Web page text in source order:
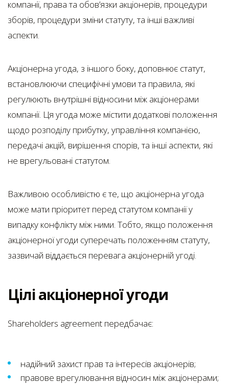
компанії, права та обов’язки акціонерів, процедури
зборів, процедури зміни статуту, та інші важливі
аспекти.
Акціонерна угода, з іншого боку, доповнює статут,
встановлюючи специфічні умови та правила, які
регулюють внутрішні відносини між акціонерами
компанії. Ця угода може містити додаткові положення
щодо розподілу прибутку, управління компанією,
передачі акцій, вирішення спорів, та інші аспекти, які
не врегульовані статутом.
Важливою особливістю є те, що акціонерна угода
може мати пріоритет перед статутом компанії у
випадку конфлікту між ними. Тобто, якщо положення
акціонерної угоди суперечать положенням статуту,
зазвичай віддається перевага акціонерній угоді.
Цілі акціонерної угоди
Shareholders agreement передбачає:
надійний захист прав та інтересів акціонерів;
правове врегулювання відносин між акціонерами;